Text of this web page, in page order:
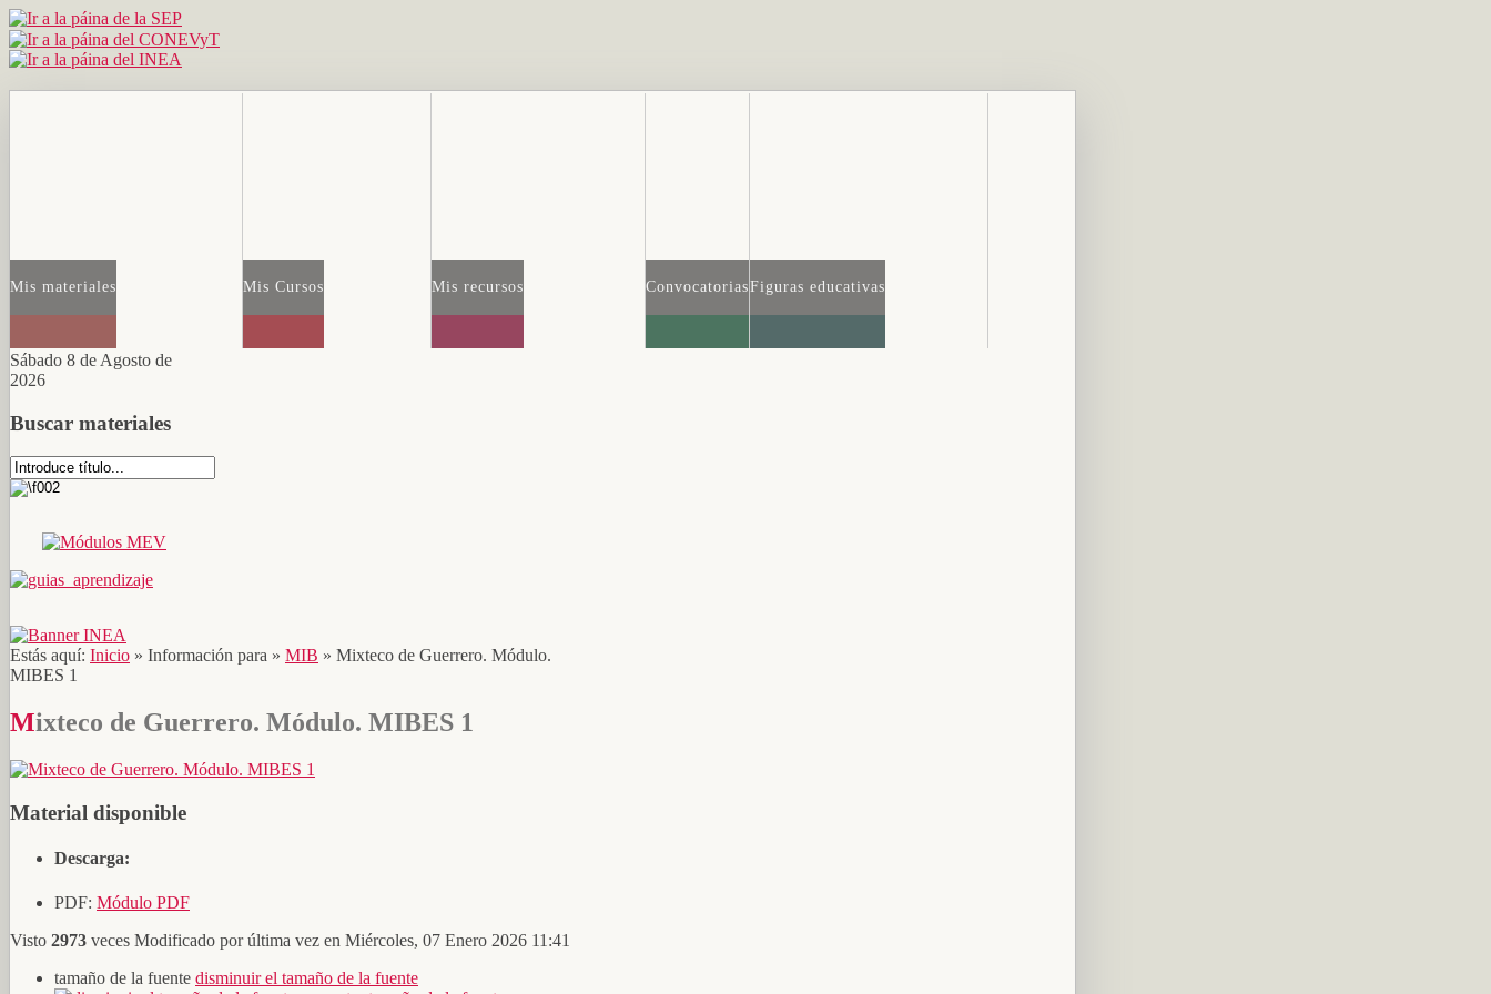
Mis materiales Mis Cursos Mis recursos ConvocatoriasFiguras educativas
Sábado 8 de Agosto de
2026
Buscar materiales
Estás aquí: Inicio » Información para » MIB » Mixteco de Guerrero. Módulo.
MIBES 1
Mixteco de Guerrero. Módulo. MIBES 1
Material disponible
Descarga:
PDF: Módulo PDF
Visto 2973 veces Modificado por última vez en Miércoles, 07 Enero 2026 11:41
tamaño de la fuente disminuir el tamaño de la fuente